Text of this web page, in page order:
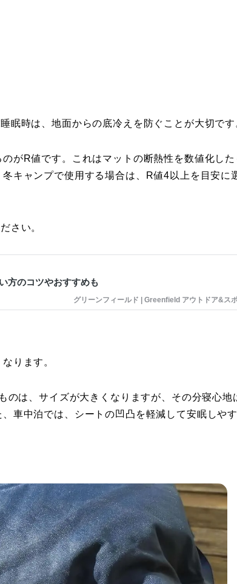
眠時は、地面からの底冷えを防ぐことが大切です
がR値です。これはマットの断熱性を数値化した
キャンプで使用する場合は、R値4以上を目安に
さい。
方のコツやおすすめも
グリーンフィールド | Greenfield アウトドア&ス
ります。
のは、サイズが大きくなりますが、その分寝心地
車中泊では、シートの凹凸を軽減して安眠しやす